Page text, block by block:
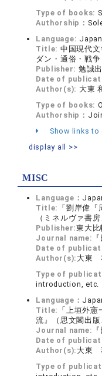
Type of books:
Authorship：
Language:
Title: 中国現代
ダン・通俗・戦争
Publisher: 勉誠
Date of
Author(s): 大東
Type of books:
Authorship：
Show links
display all >>
MISC
Language：
Title: 「劉岸偉
（ミネルヴァ書
Publisher:東大比
Journal name:
Date of
Author(s): 大東
Type of
introduction, etc.
Language：
Title: 「上垣外
流』（思文閣出版
Journal name:
Date of
Author(s): 大東
Type of